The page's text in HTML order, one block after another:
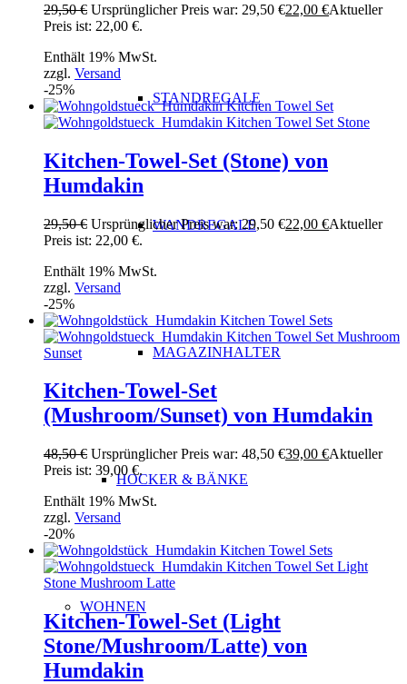
STANDREGALE
WANDREGALE
MAGAZINHALTER
HOCKER & BÄNKE
WOHNEN
29,50€ Ursprünglicher Preis war: 29,50 €22,00 €Aktueller
Preis ist: 22,00 €.
Enthält 19% MwSt.
zzgl. Versand
-25%
Kitchen-Towel-Set (Stone) von
Humdakin
29,50€ Ursprünglicher Preis war: 29,50 €22,00 €Aktueller
Preis ist: 22,00 €.
Enthält 19% MwSt.
zzgl. Versand
-25%
Kitchen-Towel-Set
(Mushroom/Sunset) von Humdakin
48,50€ Ursprünglicher Preis war: 48,50 €39,00 €Aktueller
Preis ist: 39,00 €.
Enthält 19% MwSt.
zzgl. Versand
-20%
Kitchen-Towel-Set (Light
Stone/Mushroom/Latte) von
Humdakin